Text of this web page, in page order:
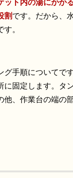
ット内の湯にかか
割です。だから、
。
手順についてで
に固定します。タ
他、作業台の端の